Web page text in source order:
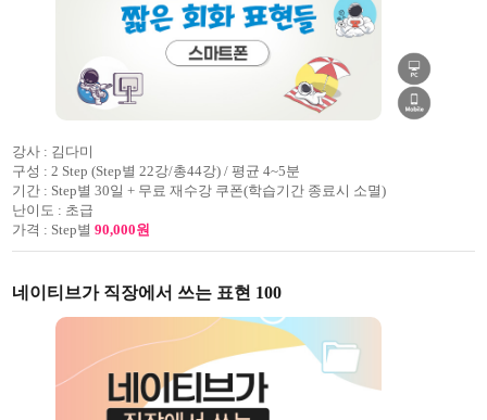
강사 : 김다미
구성 : 2 Step (Step별 22강/총44강) / 평균 4~5분
기간 : Step별 30일 + 무료 재수강 쿠폰(학습기간 종료시 소멸)
난이도 : 초급
가격 : Step별 90,000원
네이티브가 직장에서 쓰는 표현 100